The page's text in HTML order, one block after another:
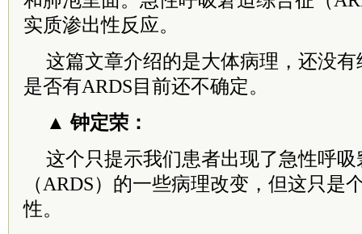
实质渗出性反应。
这篇文章介绍的是大体病理，还没
是否有ARDS目前还不确定。
▲ 钟定荣：
这个只提示我们患者出现了急性呼
（ARDS）的一些病理改变，但这只是
性。